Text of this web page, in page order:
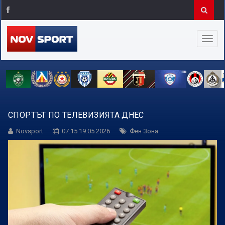
СПОРТЪТ ПО ТЕЛЕВИЗИЯТА ДНЕС
Novsport 07:15 19.05.2026 Фен Зона